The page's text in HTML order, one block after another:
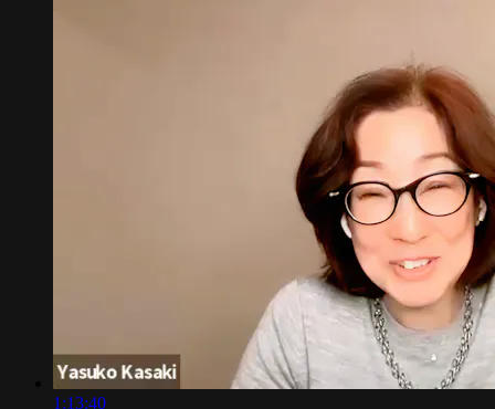
1:13:40